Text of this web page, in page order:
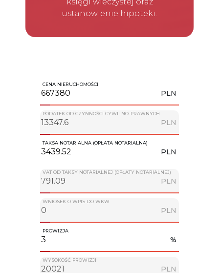
ustanowienie hipoteki.
CENA NIERUCHOMOŚCI
PLN
PODATEK OD CZYNNOŚCI CYWILNO-PRAWNYCH
PLN
TAKSA NOTARIALNA (OPŁATA NOTARIALNA)
PLN
VAT OD TAKSY NOTARIALNEJ (OPŁATY NOTARIALNEJ)
PLN
WNIOSEK O WPIS DO WKW
PLN
PROWIZJA
%
WYSOKOŚĆ PROWIZJI
PLN